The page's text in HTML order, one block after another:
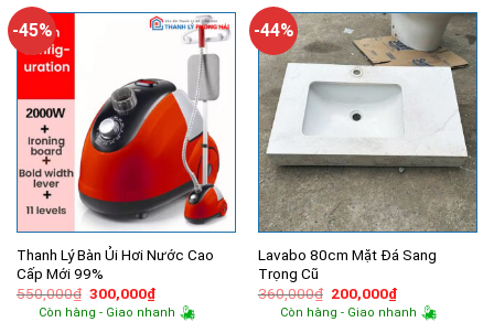
220,000₫.
-45%
Thanh Lý Bàn Ủi Hơi Nước Cao
Cấp Mới 99%
550,000₫ Giá
gốc
là:
300,000₫Giá
hiện
tại
Còn hàng - Giao nhanh
-44%
Lavabo 80cm Mặt Đá Sang
Trọng Cũ
360,000₫ Giá
gốc
là:
200,000₫Giá
hiện
tại
Còn hàng - Giao nhanh